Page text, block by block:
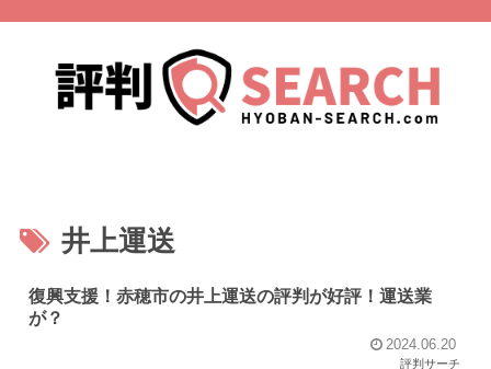
井上運送
復興支援！赤穂市の井上運送の評判が好評！運送業
が？
2024.06.20
評判サーチ